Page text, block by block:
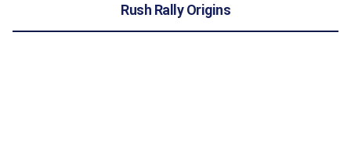
Rush Rally Origins